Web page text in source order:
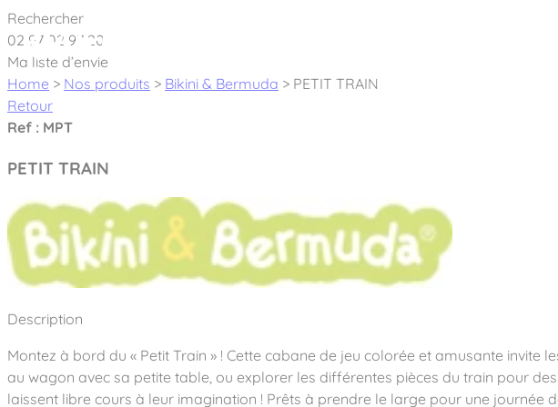
Cookies management panel
Créateur et fabricant d’aires de jeux & équipements
Nos dernières actualités
À propos
Nos Garanties
Notre concept
Aires de jeux Bikini & Bermuda®
Tous nos jeux
Jeux inclusifs
Sport & Fitness Sport&Co®
Agrès fitness
Mobilier & accessoires
Rechercher
02 97 02 97 20
Ma liste d’envie
Home > Nos produits > Bikini & Bermuda > PETIT TRAIN
Retour
Ref : MPT
PETIT TRAIN
Description
Montez à bord du « Petit Train » ! Cette cabane de jeu colorée et amusante
au wagon avec sa petite table, ou explorer les différentes pièces du train pour
laissent libre cours à leur imagination ! Prêts à prendre le large pour une journée